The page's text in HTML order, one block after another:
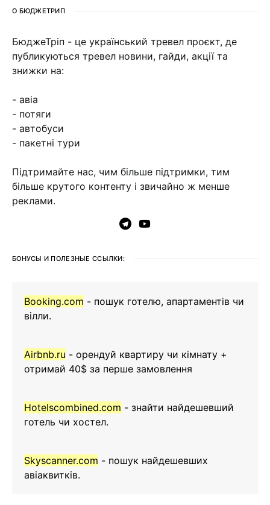
О БЮДЖЕТРИП
БюджеТріп - це український тревел проєкт, де
публикуються тревел новини, гайди, акції та
знижки на:
- авіа
- потяги
- автобуси
- пакетні тури
Підтримайте нас, чим більше підтримки, тим
більше крутого контенту і звичайно ж менше
реклами.
БОНУСЫ И ПОЛЕЗНЫЕ ССЫЛКИ:
Booking.com - пошук готелю, апартаментів чи
вілли.
Airbnb.ru - орендуй квартиру чи кімнату +
отримай 40$ за перше замовлення
Hotelscombined.com - знайти найдешевший
готель чи хостел.
Skyscanner.com - пошук найдешевших
авіаквитків.